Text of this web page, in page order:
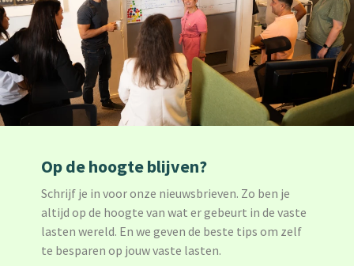
Op de hoogte blijven?
Schrijf je in voor onze nieuwsbrieven. Zo ben je
altijd op de hoogte van wat er gebeurt in de vaste
lasten wereld. En we geven de beste tips om zelf
te besparen op jouw vaste lasten.